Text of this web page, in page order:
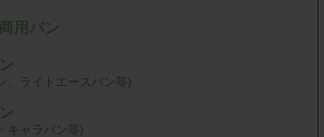
用バン
、ライトエースバン等)
キャラバン等)